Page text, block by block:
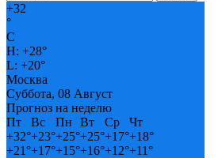
+32
°
C
H: +28°
L: +20°
Москва
Суббота, 08 Август
Прогноз на неделю
Пт
Вс Пн Вт Ср
Чт
+32°+23°+25°+25°+17°+18°
+21°+17°+15°+16°+12°+11°